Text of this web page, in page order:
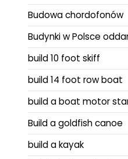
Budowa chordofonów
Budynki w Polsce
build 10 foot skiff
build 14 foot row boat
build a boat motor
Build a goldfish canoe
build a kayak